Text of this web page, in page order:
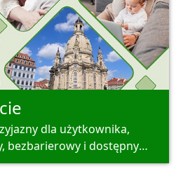
dla użytkownika,
bezbarierowy i dostępny
popularnych urządzeń.